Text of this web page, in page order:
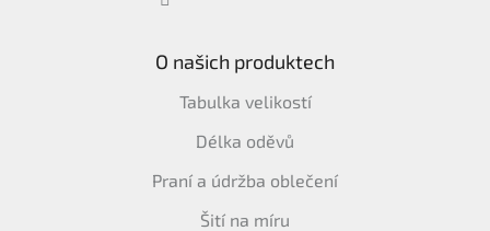
O našich produktech
Tabulka velikostí
Délka oděvů
Praní a údržba oblečení
Šití na míru